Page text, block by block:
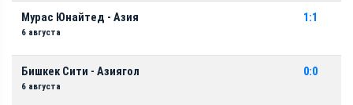
Мурас Юнайтед - Азия
6 августа
1:1
Бишкек Сити - Азиягол
6 августа
0:0